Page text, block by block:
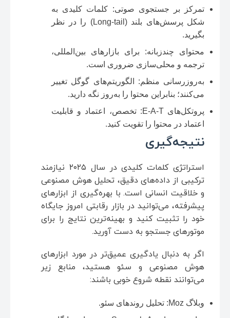
تمرکز بر جستجوی صوتی: کلمات کلیدی به
شکل پرسش‌های بلند (Long‑tail) را در نظر
بگیرید.
محتوای چندزبانه: برای بازارهای بین‌المللی،
ترجمه و محلی‌سازی ضروری است.
به‌روزرسانی منظم: الگوریتم‌های گوگل تغییر
می‌کنند؛ بنابراین محتوا را به‌روز نگه دارید.
پروتکل‌های E‑A‑T: تخصص، اعتماد و قابلیت
اعتماد در محتوا را تقویت کنید.
نتیجه‌گیری
استراتژی کلمات کلیدی در سال ۲۰۲۵ نیازمند
ترکیبی از داده‌های دقیق، تحلیل هوش مصنوعی
و خلاقیت انسانی است. با بهره‌گیری از ابزارهای
پیشرفته، می‌توانید در بازار رقابتی امروز جایگاه
خود را تثبیت کنید و بهینه‌ترین نتایج را برای
موتورهای جستجو به دست آورید.
اگر به دنبال یادگیری عمیق‌تر در مورد ابزارهای
هوش مصنوعی و سئو هستید، منابع زیر
می‌توانند نقطه شروع خوبی باشند:
وبلاگ Moz: تحلیل روندهای سئو.